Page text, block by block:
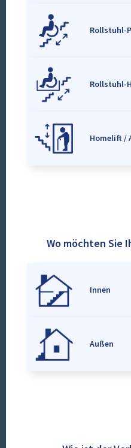
Rollstuhl-
Homelift /
Wo möchten Sie
Innen
Außen